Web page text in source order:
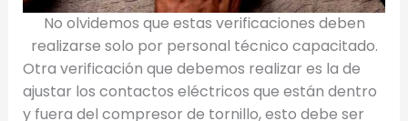
No olvidemos que estas verificaciones deben
realizarse solo por personal técnico capacitado.
Otra verificación que debemos realizar es la de
ajustar los contactos eléctricos que están dentro
y fuera del compresor de tornillo, esto debe ser